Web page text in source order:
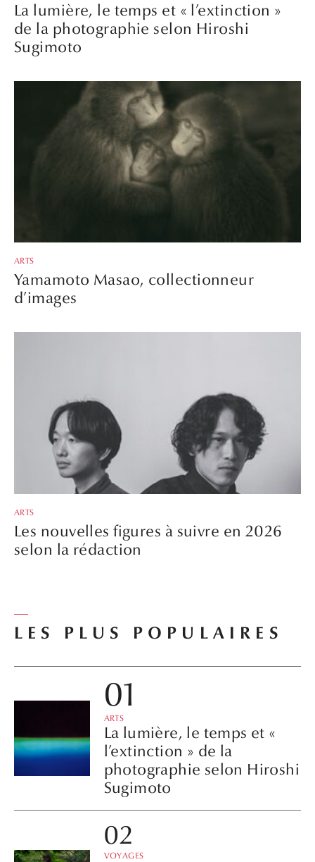
La lumière, le temps et « l’extinction »
de la photographie selon Hiroshi
Sugimoto
ARTS
Yamamoto Masao, collectionneur
d’images
ARTS
Les nouvelles figures à suivre en 2026
selon la rédaction
LES PLUS POPULAIRES
ARTS
La lumière, le temps et «
l’extinction » de la
photographie selon Hiroshi
Sugimoto
VOYAGES